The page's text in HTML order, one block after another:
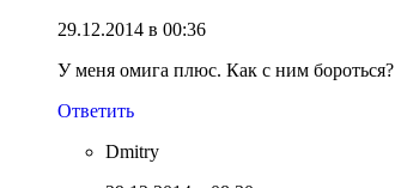
29.12.2014 в 00:36
У меня омига плюс. Как с ним бороться?
Ответить
Dmitry